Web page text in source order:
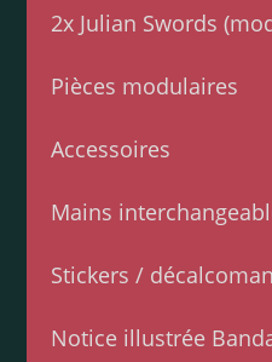
2x Julian Swords
Pièces modulaires
Accessoires
Mains
Stickers /
Notice illustrée